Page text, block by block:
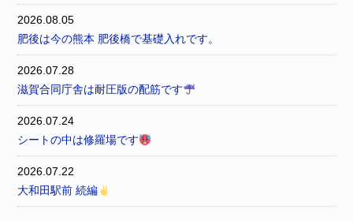
2026.08.05
肥後は今の熊本 肥後橋で基礎入れです。
2026.07.28
滋賀合同庁舎は耐圧版の配筋です
2026.07.24
シートの中は修羅場です
2026.07.22
大和田駅前 続編